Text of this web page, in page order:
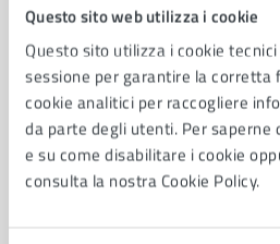
Questo sito web utilizza i cookie
Questo sito utilizza i cookie
sessione per garantire la corretta
cookie analitici per raccogliere
da parte degli utenti. Per saperne
e su come disabilitare i cookie
consulta la nostra Cookie Policy.
Contenuti
Amministrazione
UOC Polizia Locale, UO Servizi
Organi istituzionali